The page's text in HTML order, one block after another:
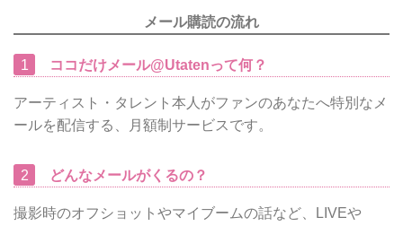
メール購読の流れ
1 ココだけメール@Utatenって何？
アーティスト・タレント本人がファンのあなたへ特別なメ
ールを配信する、月額制サービスです。
2 どんなメールがくるの？
撮影時のオフショットやマイブームの話など、LIVEや